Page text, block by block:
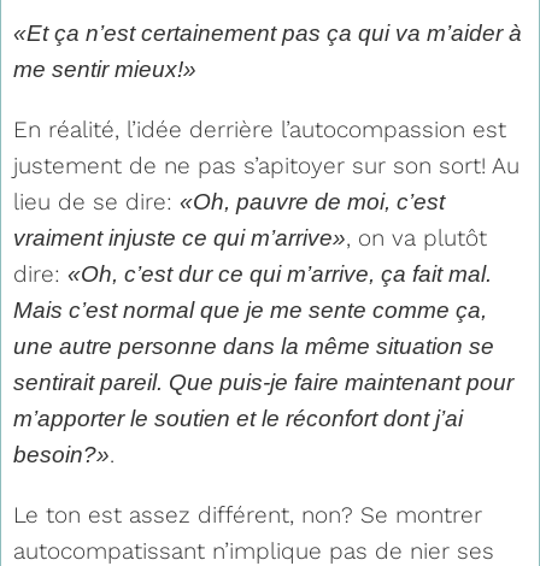
«Et ça n’est certainement pas ça qui va m’aider à
me sentir mieux!»
En réalité, l’idée derrière l’autocompassion est
justement de ne pas s’apitoyer sur son sort! Au
lieu de se dire: «Oh, pauvre de moi, c’est
vraiment injuste ce qui m’arrive», on va plutôt
dire: «Oh, c’est dur ce qui m’arrive, ça fait mal.
Mais c’est normal que je me sente comme ça,
une autre personne dans la même situation se
sentirait pareil. Que puis-je faire maintenant pour
m’apporter le soutien et le réconfort dont j’ai
besoin?».
Le ton est assez différent, non? Se montrer
autocompatissant n’implique pas de nier ses